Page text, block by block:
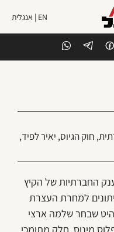
EN | אנגלית
, חוק הגיוס, יאיר לפיד,
החברתיות של הקיץ
למחרת העצרת
שבחר שלמה ארצי